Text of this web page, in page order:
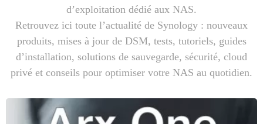
d’exploitation dédié aux NAS.
Retrouvez ici toute l’actualité de Synology : nouveaux
produits, mises à jour de DSM, tests, tutoriels, guides
d’installation, solutions de sauvegarde, sécurité, cloud
privé et conseils pour optimiser votre NAS au quotidien.